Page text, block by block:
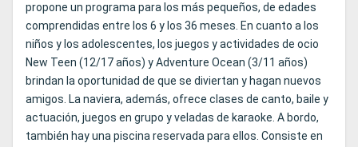
propone un programa para los más pequeños, de edades
comprendidas entre los 6 y los 36 meses. En cuanto a los
niños y los adolescentes, los juegos y actividades de ocio
New Teen (12/17 años) y Adventure Ocean (3/11 años)
brindan la oportunidad de que se diviertan y hagan nuevos
amigos. La naviera, además, ofrece clases de canto, baile y
actuación, juegos en grupo y veladas de karaoke. A bordo,
también hay una piscina reservada para ellos. Consiste en